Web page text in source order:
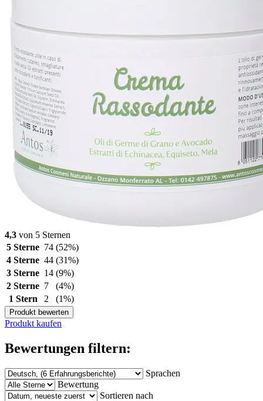
4,3 von 5 Sternen
5 Sterne 74 (52%)
4 Sterne 44 (31%)
3 Sterne 14 (9%)
2 Sterne 7
(4%)
1 Stern
2 (1%)
Produkt bewerten
Produkt kaufen
Bewertungen filtern:
Sprachen
Bewertung
Sortieren nach